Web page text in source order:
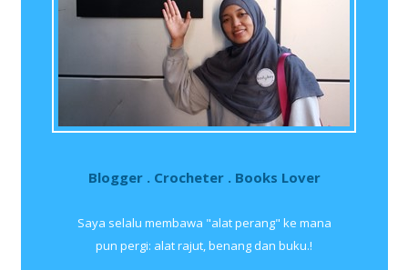
Blogger . Crocheter . Books Lover
Saya selalu membawa "alat perang" ke mana
pun pergi: alat rajut, benang dan buku.!